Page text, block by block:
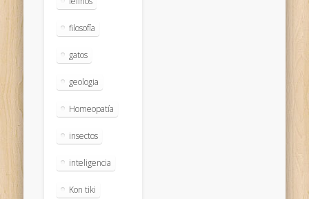
filosofía
gatos
geologia
Homeopatía
insectos
inteligencia
Kon tiki